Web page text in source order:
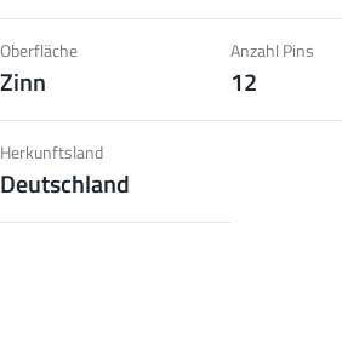
Oberfläche
Zinn
Anzahl Pins
12
Herkunftsland
Deutschland
LF PowerPlus
MPFT, THT
Bis 360 A
Gewichtsanforderungen und
Mehr zur Produktgruppe